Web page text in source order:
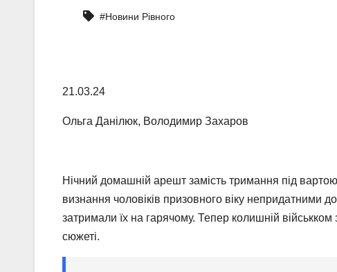
#Новини Рівного
21.03.24
Ольга Данілюк, Володимир Захаров
Нічний домашній арешт замість тримання під
визнання чоловіків призовного віку непридатними
затримали їх на гарячому. Тепер колишній
сюжеті.